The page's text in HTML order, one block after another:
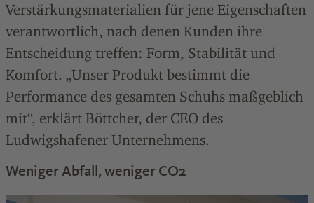
Verstärkungsmaterialien für jene Eigenschaften
verantwortlich, nach denen Kunden ihre
Entscheidung treffen: Form, Stabilität und
Komfort. „Unser Produkt bestimmt die
Performance des gesamten Schuhs maßgeblich
mit“, erklärt Böttcher, der CEO des
Ludwigshafener Unternehmens.
Weniger Abfall, weniger CO2